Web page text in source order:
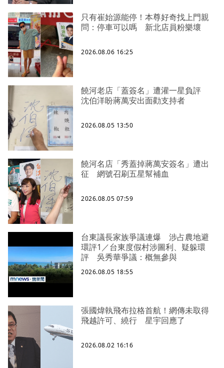
只有崔始源能停！本尊好奇找上門親
問：停車可以嗎 新北店員粉樂壞
2026.08.06 16:25
饒河老店「蓋簽名」遭灌一星負評
沈伯洋盼蔣萬安出面勸支持者
2026.08.05 13:50
饒河名店「秀蓋掉蔣萬安簽名」遭出
征 網號召刷五星幫補血
2026.08.05 07:59
台東議長家族爭議連爆 涉占農地避
環評1／台東度假村涉圖利、疑躲環
評 吳秀華爭議：概無參與
2026.08.05 18:55
張國煒執飛布拉格首航！網傳未取得
飛越許可、繞行 星宇回應了
2026.08.02 16:16